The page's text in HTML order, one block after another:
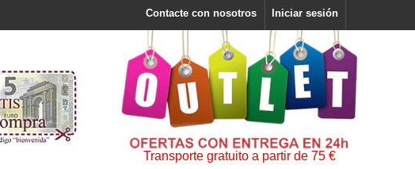
Iniciar sesión
Contacte con nosotros
Transporte gratuito a partir de 75 €